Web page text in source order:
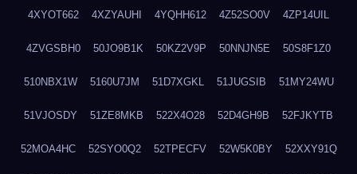
4XYOT662 4XZYAUHI 4YQHH612 4Z52SO0V 4ZP14UIL
4ZVGSBH0 50JO9B1K 50KZ2V9P 50NNJN5E 50S8F1Z0
510NBX1W 5160U7JM 51D7XGKL 51JUGSIB 51MY24WU
51VJOSDY 51ZE8MKB 522X4O28 52D4GH9B 52FJKYTB
52MOA4HC 52SYO0Q2 52TPECFV 52W5K0BY 52XXY91Q